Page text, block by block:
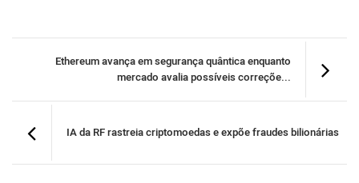
Ethereum avança em segurança quântica enquanto
mercado avalia possíveis correçõe...
IA da RF rastreia criptomoedas e expõe fraudes bilionárias